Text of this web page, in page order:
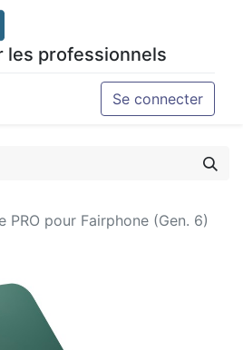
les professionnels
Se connecter
PRO pour Fairphone (Gen. 6)